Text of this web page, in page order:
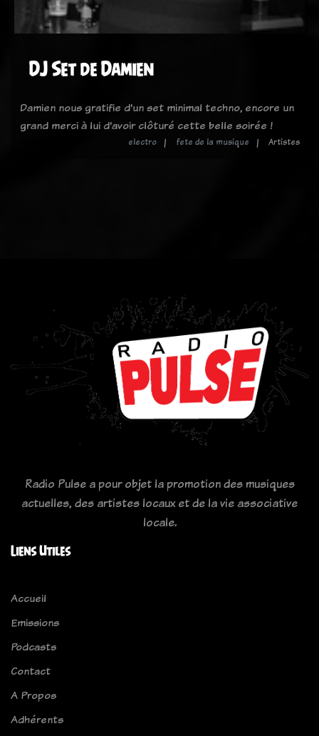
DJ Set de Damien
Damien nous gratifie d'un set minimal techno, encore un
grand merci à lui d'avoir clôturé cette belle soirée !
electro fete de la musique Artistes
Radio Pulse a pour objet la promotion des musiques
actuelles, des artistes locaux et de la vie associative
locale.
Liens Utiles
Accueil
Emissions
Podcasts
Contact
A Propos
Adhérents